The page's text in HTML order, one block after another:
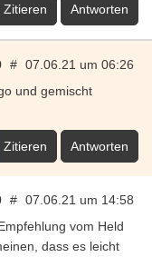
Zitieren Antworten
# 07.06.21 um 06:26
und gemischt
Zitieren Antworten
# 07.06.21 um 14:58
vom Held
dass es leicht